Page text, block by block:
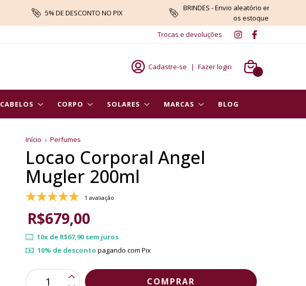
5% DE DESCONTO NO PIX
BRINDES - Envio aleatório enquanto
os estoques
Trocas e devoluções
Cadastre-se | Fazer login
0
CABELOS CORPO SOLARES MARCAS BLOG
Início Perfumes
Locao Corporal Angel
Mugler 200ml
1 avaliação
R$679,00
10x de R$67,90sem juros
10% de desconto pagando com Pix